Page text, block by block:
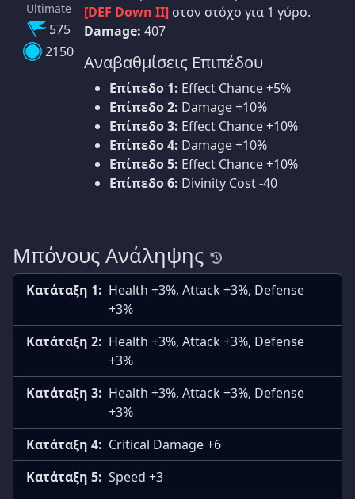
Ultimate
575
2150
[DEF Down II] στον στόχο για 1 γύρο.
Damage: 407
Αναβαθμίσεις Επιπέδου
Επίπεδο 1: Effect Chance +5%
Επίπεδο 2: Damage +10%
Επίπεδο 3: Effect Chance +10%
Επίπεδο 4: Damage +10%
Επίπεδο 5: Effect Chance +10%
Επίπεδο 6: Divinity Cost -40
Μπόνους Ανάληψης
Κατάταξη 1: Health +3%, Attack +3%, Defense
+3%
Κατάταξη 2: Health +3%, Attack +3%, Defense
+3%
Κατάταξη 3: Health +3%, Attack +3%, Defense
+3%
Κατάταξη 4: Critical Damage +6
Κατάταξη 5: Speed +3